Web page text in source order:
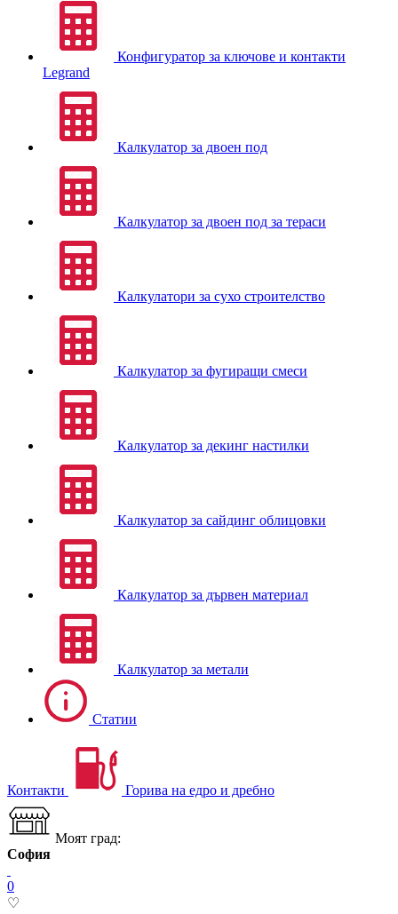
Конфигуратор за ключове и контакти
Legrand
Калкулатор за двоен под
Калкулатор за двоен под за тераси
Калкулатори за сухо строителство
Калкулатор за фугиращи смеси
Калкулатор за декинг настилки
Калкулатор за сайдинг облицовки
Калкулатор за дървен материал
Калкулатор за метали
Статии
Контакти Горива на едро и дребно
Моят град:
София
0
♡